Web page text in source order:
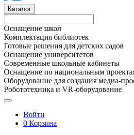
Каталог
Оснащение школ
Комплектация библиотек
Готовые решения для детских садов
Оснащение университетов
Современные школьные кабинеты
Оснащение по национальным
Оборудование для создания медиа-
Робототехника и VR-оборудование
Войти
0 Корзина